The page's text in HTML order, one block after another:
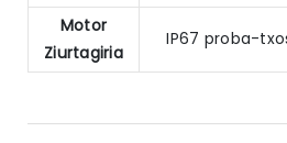
Motor
Ziurtagiria
IP67 proba-